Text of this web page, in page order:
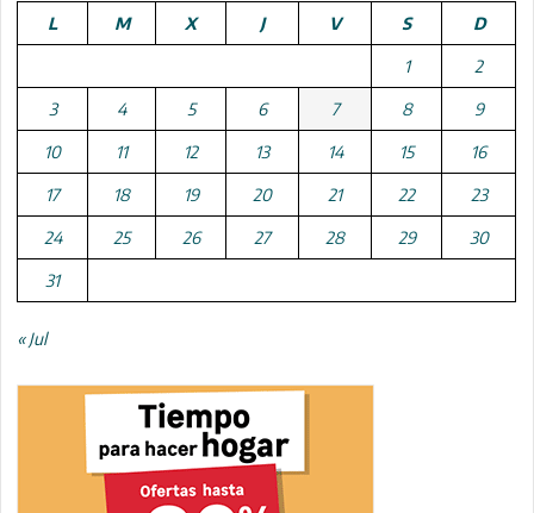
L
M X J V S D
1 2
3 4 5 6 7 8 9
10 11 12 13 14 15 16
17 18 19 20 21 22 23
24 25 26 27 28 29 30
31
« Jul